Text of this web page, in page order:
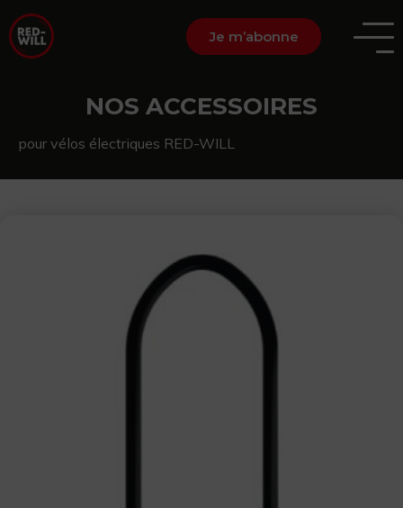
Je m’abonne
NOS ACCESSOIRES
pour vélos électriques RED-WILL